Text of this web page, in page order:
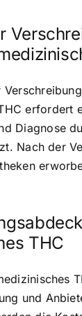
erfordert
Diagnose
Nach der
THC
und